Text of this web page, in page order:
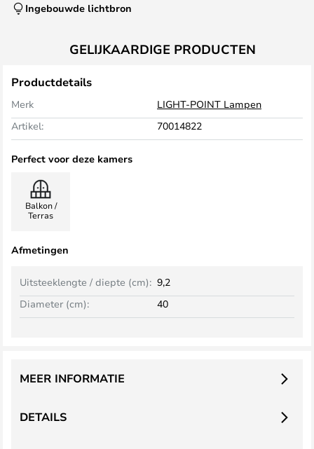
Ingebouwde lichtbron
GELIJKAARDIGE PRODUCTEN
Productdetails
Merk
LIGHT-POINT Lampen
Artikel:
70014822
Perfect voor deze kamers
Balkon /
Terras
Afmetingen
Uitsteeklengte / diepte (cm): 9,2
Diameter (cm):
40
DETAILS
MEER INFORMATIE